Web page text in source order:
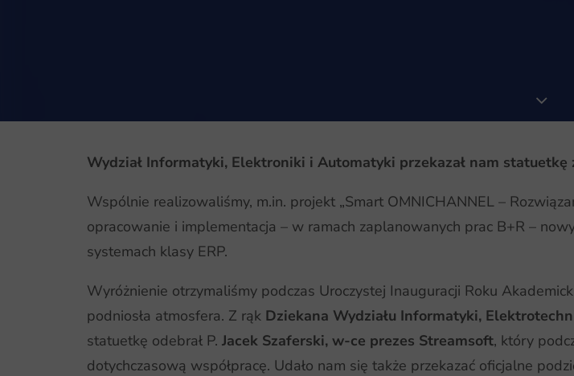
Wydział Informatyki, Elektroniki i Automatyki przekazał nam
Wspólnie realizowaliśmy, m.in. projekt „Smart OMNICHANNEL –
opracowanie i implementacja – w ramach zaplanowanych prac B+R –
systemach klasy ERP.
Wyróżnienie otrzymaliśmy podczas Uroczystej Inauguracji Roku
podniosła atmosfera. Z rąk Dziekana Wydziału Informatyki,
statuetkę odebrał P. Jacek Szaferski, w-ce prezes Streamsoft, który
dotychczasową współpracę. Udało nam się także przekazać oficjalne